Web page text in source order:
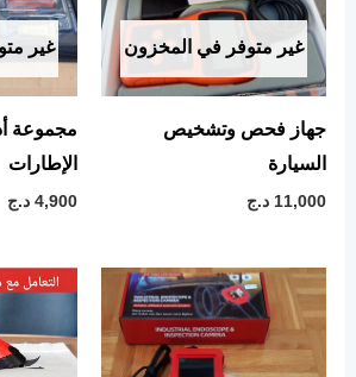
غير متوفر في المخزون
جهاز فحص وتشخيص
السيارة
11,000 د.ج
غير
مجموعة
الإطارات
4,900 د.ج